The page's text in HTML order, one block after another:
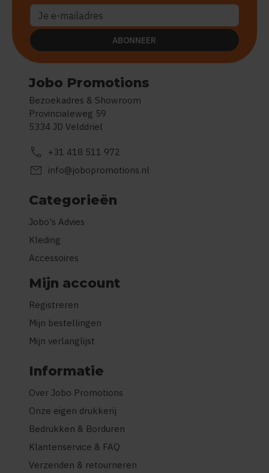
Jobo Promotions
Bezoekadres & Showroom
Provincialeweg 59
5334 JD Velddriel
call +31 418 511 972
mail info@jobopromotions.nl
Categorieën
Jobo's Advies
Kleding
Accessoires
Mijn account
Registreren
Mijn bestellingen
Mijn verlanglijst
Informatie
Over Jobo Promotions
Onze eigen drukkerij
Bedrukken & Borduren
Klantenservice & FAQ
Verzenden & retourneren
ABONNEER